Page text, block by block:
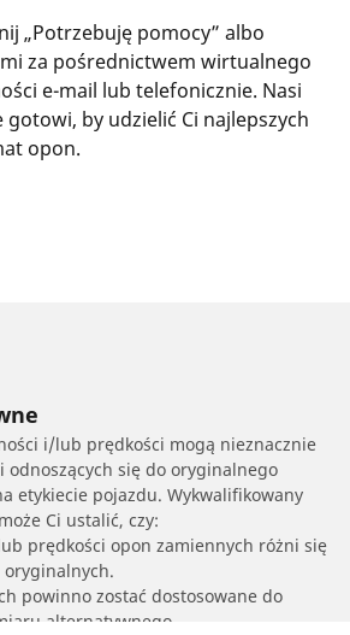
„Potrzebuję pomocy” albo
za pośrednictwem wirtualnego
e-mail lub telefonicznie. Nasi
gotowi, by udzielić Ci najlepszych
opon.
i/lub prędkości mogą nieznacznie
odnoszących się do oryginalnego
etykiecie pojazdu. Wykwalifikowany
Ci ustalić, czy:
prędkości opon zamiennych różni się
powinno zostać dostosowane do
alternatywnego.